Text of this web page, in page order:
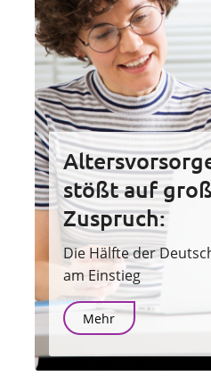
stößt auf
Zuspruch:
Die Hälfte der
am Einstieg
Mehr